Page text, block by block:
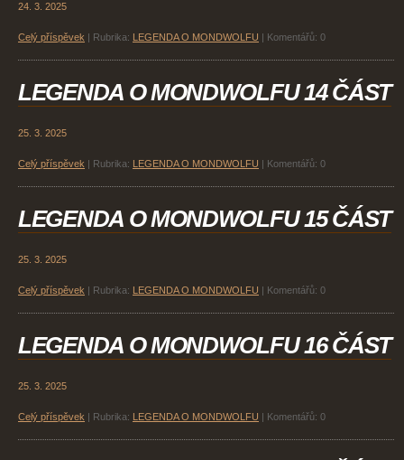
24. 3. 2025
Celý příspěvek Rubrika: LEGENDA O MONDWOLFU Komentářů: 0
LEGENDA O MONDWOLFU 14 ČÁST
25. 3. 2025
Celý příspěvek Rubrika: LEGENDA O MONDWOLFU Komentářů: 0
LEGENDA O MONDWOLFU 15 ČÁST
25. 3. 2025
Celý příspěvek Rubrika: LEGENDA O MONDWOLFU Komentářů: 0
LEGENDA O MONDWOLFU 16 ČÁST
25. 3. 2025
Celý příspěvek Rubrika: LEGENDA O MONDWOLFU Komentářů: 0